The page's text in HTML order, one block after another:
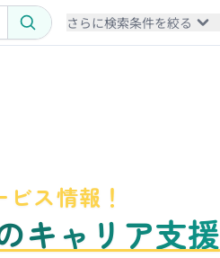
さらに検索条件を絞る
ス情報！
キャリア支援